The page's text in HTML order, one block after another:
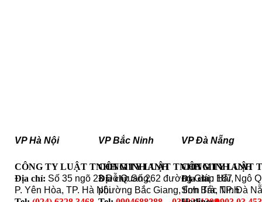
VP Hà Nội
CÔNG TY LUẬT TNHH MINH ANH
Địa chỉ: Số 35 ngõ 23 Đỗ Quang,
P. Yên Hòa, TP. Hà Nội
VP Bắc Ninh
CÔNG TY LUẬT TNHH MINH ANH
Địa chỉ: Số 262 đường Giáp Hải,
phường Bắc Giang, tỉnh Bắc Ninh
VP Đà Nẵng
CÔNG TY LUẬT
Địa chỉ: 187 Ngô
Sơn Trà, TP. Đà